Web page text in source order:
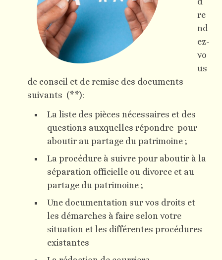
re
nd
ez-
vo
us
de conseil et de remise des documents
suivants (**):
La liste des pièces nécessaires et des
questions auxquelles répondre pour
aboutir au partage du patrimoine ;
La procédure à suivre pour aboutir à la
séparation officielle ou divorce et au
partage du patrimoine ;
Une documentation sur vos droits et
les démarches à faire selon votre
situation et les différentes procédures
existantes